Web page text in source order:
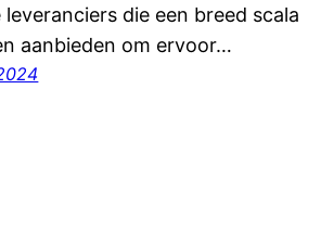
die een breed scala
aanbieden om ervoor…